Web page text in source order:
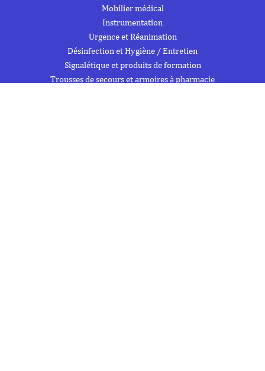
Mobilier médical
Instrumentation
Urgence et Réanimation
Désinfection et Hygiène / Entretien
Signalétique et produits de formation
Trousses de secours et armoires à pharmacie